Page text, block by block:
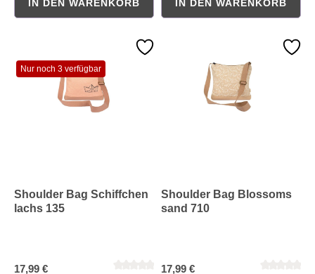
Durchschnittliche Bewertung von 0 von 5 Sternen
IN DEN WARENKORB
Durchschnittliche Bewertung
IN DEN WARENKORB
Nur noch 3 verfügbar
Shoulder Bag Schiffchen
lachs 135
17,99 €
Shoulder Bag Blossoms
sand 710
17,99 €